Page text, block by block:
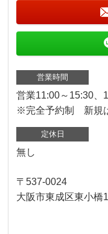
営業時間
営業11:00～15:30、
※完全予約制 新規
定休日
無し
〒537-0024
大阪市東成区東小橋